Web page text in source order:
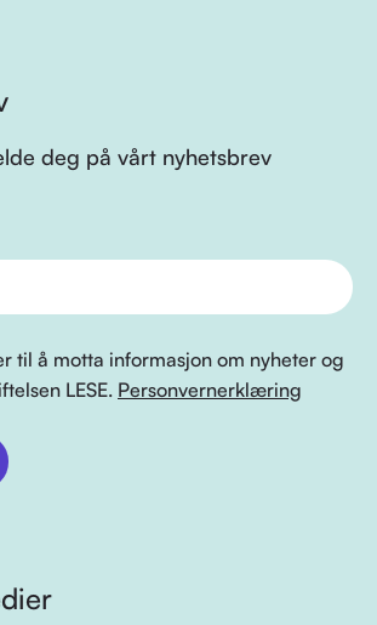
deg på vårt nyhetsbrev
til å motta informasjon om nyheter og
LESE. Personvernerklæring